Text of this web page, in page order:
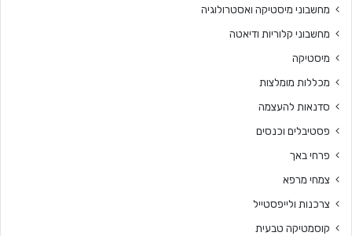
מחשבוני מיסטיקה ואסטרולוגיה
מחשבוני קלוריות ודיאטה
מיסטיקה
מכללות מומלצות
סדנאות להעצמה
פסטיבלים וכנסים
פרחי באך
צמחי מרפא
צרכנות ולייפסטייל
קוסמטיקה טבעית